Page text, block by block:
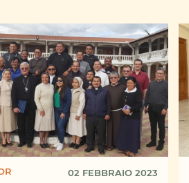
02 FEBBRAIO 2023